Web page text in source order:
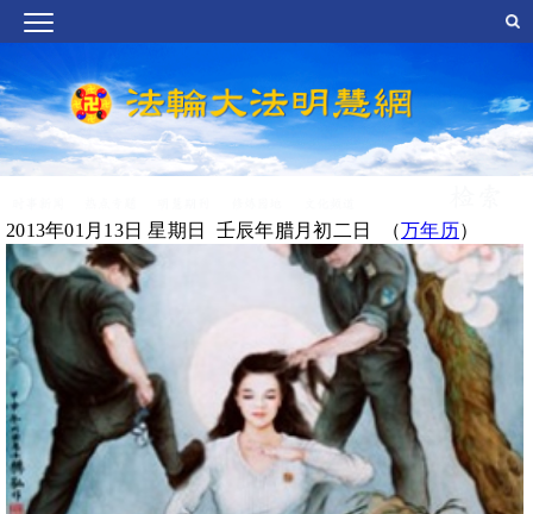
2013年01月13日 星期日 壬辰年腊月初二日 （万年历）